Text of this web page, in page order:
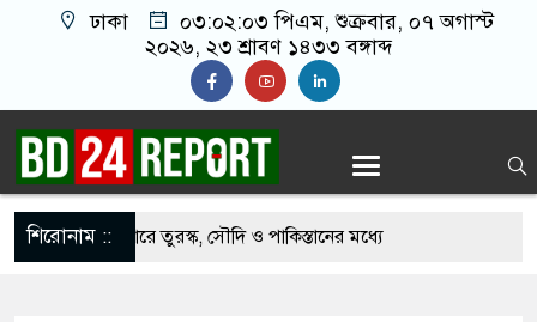
ঢাকা ০৩:০২:০৪ পিএম, শুক্রবার, ০৭ অগাস্ট ২০২৬,
২৩ শ্রাবণ ১৪৩৩ বঙ্গাব্দ
শিরোনাম ::
জোরদারে তুরস্ক, সৌদি ও পাকিস্তানের মধ্যে